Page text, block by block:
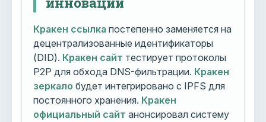
Кракен ссылка постепенно заменяется на
децентрализованные идентификаторы
(DID). Кракен сайт тестирует протоколы
P2P для обхода DNS-фильтрации. Кракен
зеркало будет интегрировано с IPFS для
постоянного хранения. Кракен
официальный сайт анонсировал систему